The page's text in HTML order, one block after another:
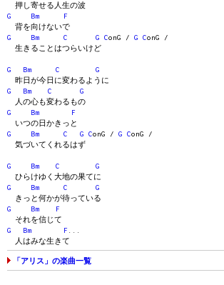
押し寄せる人生の波
G
Bm
F
背を向けないで
G
Bm C G ConG / G ConG /
生きることはつらいけど
G Bm C
G
昨日が今日に変わるように
G
Bm C
G
人の心も変わるもの
G
Bm
F
いつの日かきっと
G
Bm C G ConG / G ConG /
気づいてくれるはず
G Bm C
G
ひらけゆく大地の果てに
G
Bm C
G
きっと何かが待っている
G
Bm
F
それを信じて
G
Bm F
人はみな生きて
「アリス」の楽曲一覧